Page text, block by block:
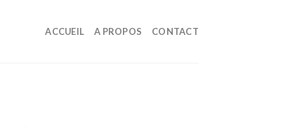
ACCUEIL A PROPOS CONTACT